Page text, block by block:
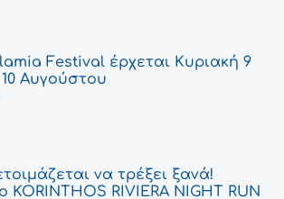
Festival έρχεται Κυριακή 9
Αυγούστου
να τρέξει ξανά!
KORINTHOS RIVIERA NIGHT RUN